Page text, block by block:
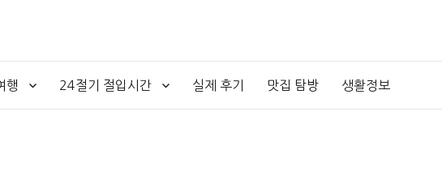
행 24절기 절입시간 실제 후기 맛집 탐방 생활정보